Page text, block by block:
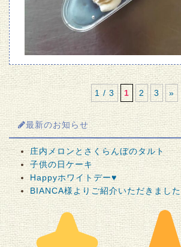
1 / 3 1 2 3 »
最新のお知らせ
庄内メロンとさくらんぼのタルト
子供の日ケーキ
Happyホワイトデー♥
BIANCA様よりご紹介いただきました